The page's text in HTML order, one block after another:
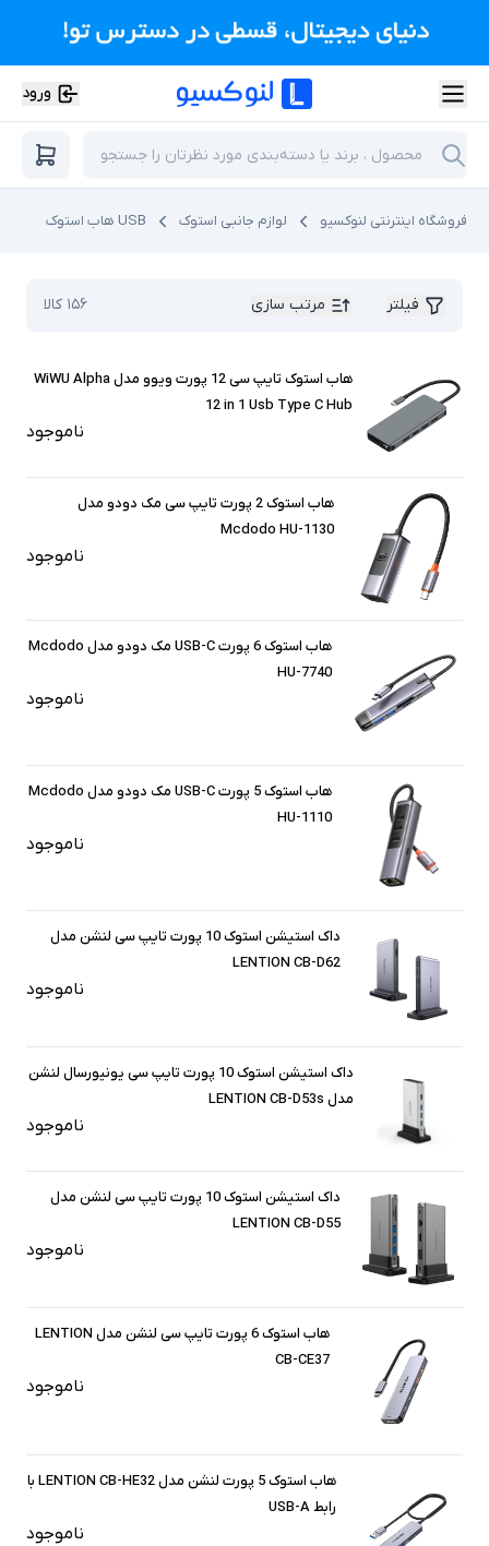
ورود
فروشگاه اینترنتی لنوکسیو لوازم جانبی استوک USB هاب استوک
فیلتر مرتب سازی ۱۵۶ کالا
هاب استوک تایپ سی 12 پورت ویوو مدل WiWU Alpha
12 in 1 Usb Type C Hub
ناموجود
هاب استوک 2 پورت تایپ سی مک دودو مدل
Mcdodo HU-1130
ناموجود
هاب استوک 6 پورت USB-C مک دودو مدل Mcdodo
HU-7740
ناموجود
هاب استوک 5 پورت USB-C مک دودو مدل Mcdodo
HU-1110
ناموجود
داک استیشن استوک 10 پورت تایپ سی لنشن مدل
LENTION CB-D62
ناموجود
داک استیشن استوک 10 پورت تایپ سی یونیورسال لنشن
مدل LENTION CB-D53s
ناموجود
داک استیشن استوک 10 پورت تایپ سی لنشن مدل
LENTION CB-D55
ناموجود
هاب استوک 6 پورت تایپ سی لنشن مدل LENTION
CB-CE37
ناموجود
هاب استوک 5 پورت لنشن مدل LENTION CB-HE32 با
رابط USB-A
ناموجود